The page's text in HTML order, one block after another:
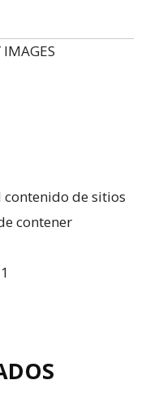
IMAGES
de sitios
contener